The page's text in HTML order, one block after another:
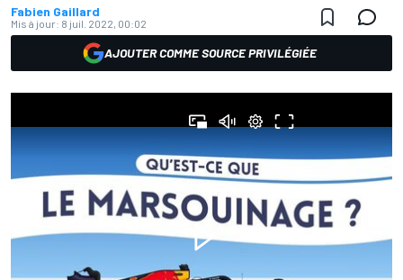
Fabien Gaillard
Mis à jour: 8 juil. 2022, 00:02
AJOUTER COMME SOURCE PRIVILÉGIÉE